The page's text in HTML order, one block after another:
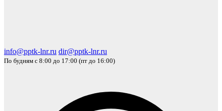
info@pptk-lnr.ru dir@pptk-lnr.ru
По будням с 8:00 до 17:00 (пт до 16:00)